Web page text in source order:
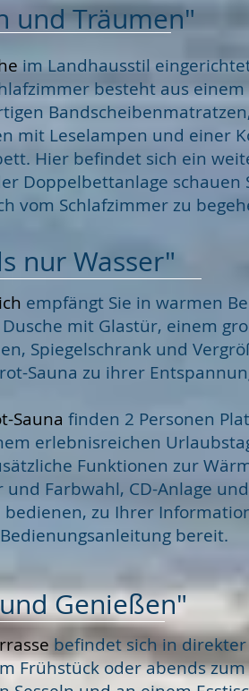
und Träumen"
im Landhausstil
besteht aus
mit Leselampen und einer
Hier befindet sich ein
Doppelbettanlage schauen
vom Schlafzimmer zu
nur Wasser"
empfängt Sie in warmen
mit Glastür, einem
Spiegelschrank und
Sauna zu ihrer
Sauna finden 2 Personen
erlebnisreichen
Funktionen zur
und Farbwahl, CD-Anlage
bedienen, zu Ihrer
bereit.
Genießen"
befindet sich in
Frühstück oder abends